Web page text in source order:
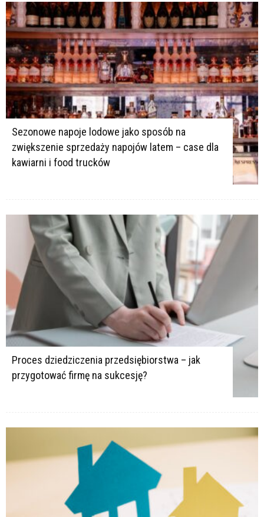
Sezonowe napoje lodowe jako sposób na
zwiększenie sprzedaży napojów latem – case dla
kawiarni i food trucków
Proces dziedziczenia przedsiębiorstwa – jak
przygotować firmę na sukcesję?